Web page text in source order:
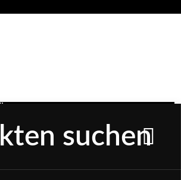
Mo-Fr: 09:00-17:00
Uhr
Impressum
Datenschutz